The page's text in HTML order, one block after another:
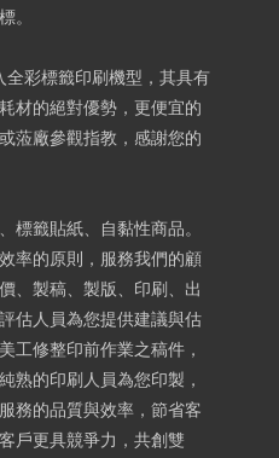
。
全彩標籤印刷機型，其具有
材的絕對優勢，更便宜的
蒞廠參觀指教，感謝您的
標籤貼紙、自黏性商品。
率的原則，服務我們的顧
、製稿、製版、印刷、出
估人員為您提供建議與估
工修整印前作業之稿件，
熟的印刷人員為您印製，
務的品質與效率，節省客
戶更具競爭力，共創雙